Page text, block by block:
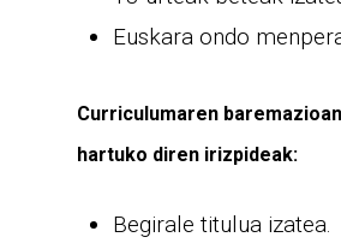
Euskara ondo
Curriculumaren
hartuko diren irizpideak:
Begirale titulua izatea.